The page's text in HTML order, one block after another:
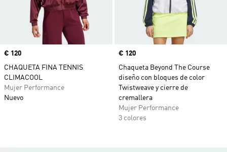
Precio
€ 120
CHAQUETA FINA TENNIS
CLIMACOOL
Mujer Performance
Nuevo
Precio
€ 120
Chaqueta Beyond The Course
diseño con bloques de color
Twistweave y cierre de
cremallera
Mujer Performance
3 colores